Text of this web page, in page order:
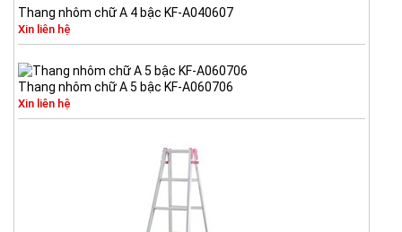
Thang nhôm chữ A 4 bậc KF-A040607
Xin liên hệ
Thang nhôm chữ A 5 bậc KF-A060706
Xin liên hệ